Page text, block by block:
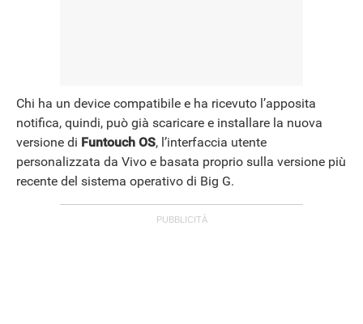
Chi ha un device compatibile e ha ricevuto l’apposita
notifica, quindi, può già scaricare e installare la nuova
versione di Funtouch OS, l’interfaccia utente
personalizzata da Vivo e basata proprio sulla versione più
recente del sistema operativo di Big G.